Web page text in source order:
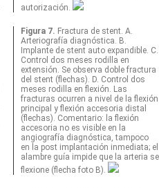
autorización.
Figura 7. Fractura de stent. A.
Arteriografía diagnóstica. B.
Implante de stent auto expandible. C.
Control dos meses rodilla en
extensión. Se observa doble fractura
del stent (flechas). D. Control dos
meses rodilla en flexión. Las
fracturas ocurren a nivel de la flexión
principal y flexión accesoria distal
(flechas). Comentario: la flexión
accesoria no es visible en la
angiografía diagnóstica, tampoco
en la post implantación inmediata; el
alambre guía impide que la arteria se
flexione (flecha foto B).